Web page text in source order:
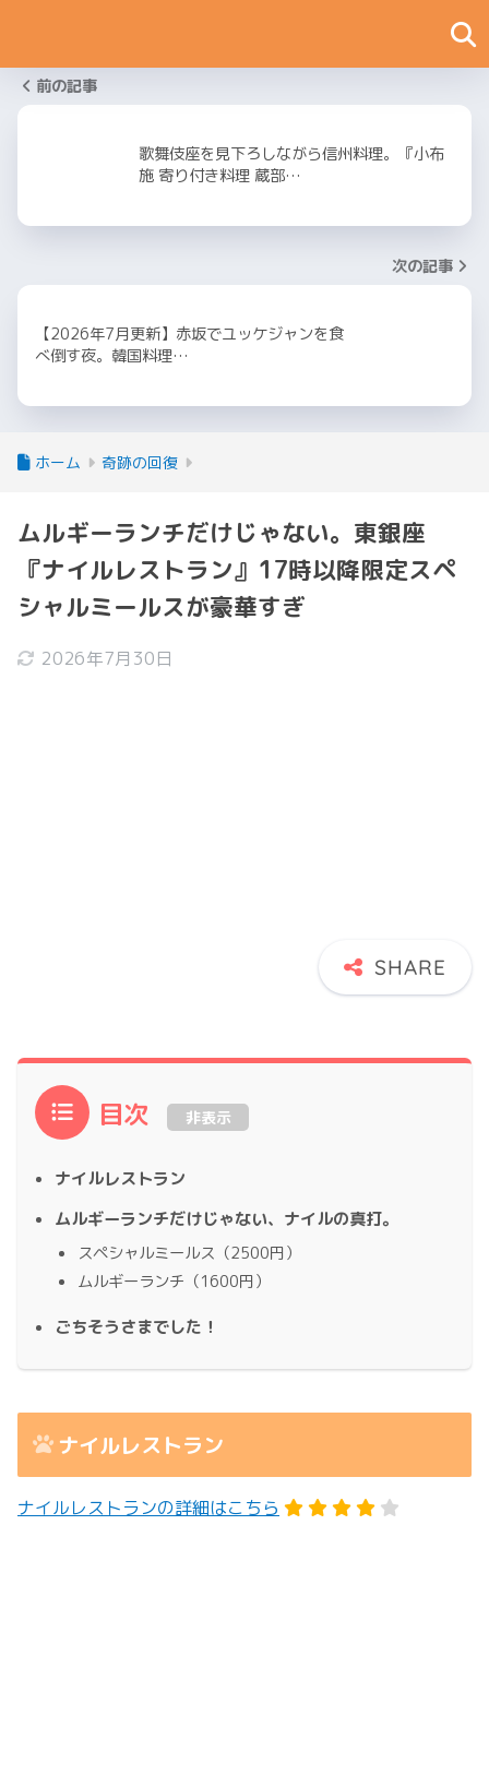
前の記事
歌舞伎座を見下ろしながら信州料理。『小布
施 寄り付き料理 蔵部…
次の記事
【2026年7月更新】赤坂でユッケジャンを食
べ倒す夜。韓国料理…
ホーム 奇跡の回復
ムルギーランチだけじゃない。東銀座
『ナイルレストラン』17時以降限定スペ
シャルミールスが豪華すぎ
2026年7月30日
目次 非表示
ナイルレストラン
ムルギーランチだけじゃない、ナイルの真打。
スペシャルミールス（2500円）
ムルギーランチ（1600円）
ごちそうさまでした！
ナイルレストラン
ナイルレストランの詳細はこちら